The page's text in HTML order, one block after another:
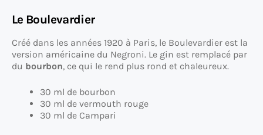
Le Boulevardier
Créé dans les années 1920 à Paris, le Boulevardier est la
version américaine du Negroni. Le gin est remplacé par
du bourbon, ce qui le rend plus rond et chaleureux.
30 ml de bourbon
30 ml de vermouth rouge
30 ml de Campari